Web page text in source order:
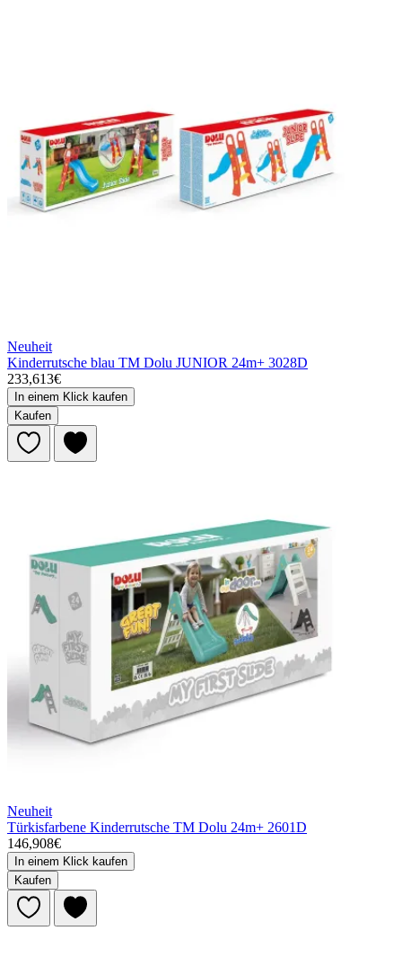
Neuheit
Kinderrutsche blau TM Dolu JUNIOR 24m+ 3028D
233,613€
In einem Klick kaufen
Kaufen
Neuheit
Türkisfarbene Kinderrutsche TM Dolu 24m+ 2601D
146,908€
In einem Klick kaufen
Kaufen